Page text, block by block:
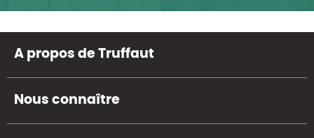
A propos de Truffaut
Nous connaître